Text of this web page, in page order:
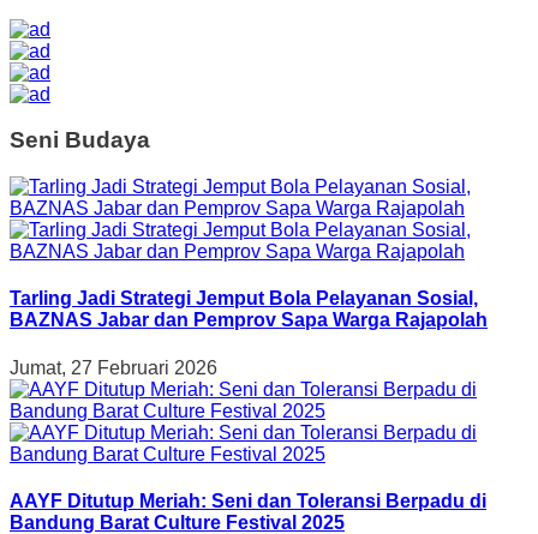
Seni Budaya
Tarling Jadi Strategi Jemput Bola Pelayanan Sosial,
BAZNAS Jabar dan Pemprov Sapa Warga Rajapolah
Jumat, 27 Februari 2026
AAYF Ditutup Meriah: Seni dan Toleransi Berpadu di
Bandung Barat Culture Festival 2025